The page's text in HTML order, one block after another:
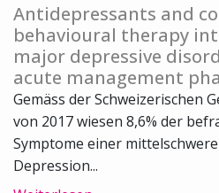
Antidepressants and
behavioural therapy
major depressive
acute management
Gemäss der Schweizerischen
von 2017 wiesen 8,6% der
Symptome einer
Depression...